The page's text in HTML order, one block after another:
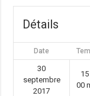
Détails
Date
30
septembre
2017
15
00